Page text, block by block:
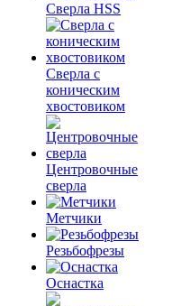
Сверла HSS
Сверла с
коническим
хвостовиком
Центровочные
сверла
Метчики
Резьбофрезы
Оснастка